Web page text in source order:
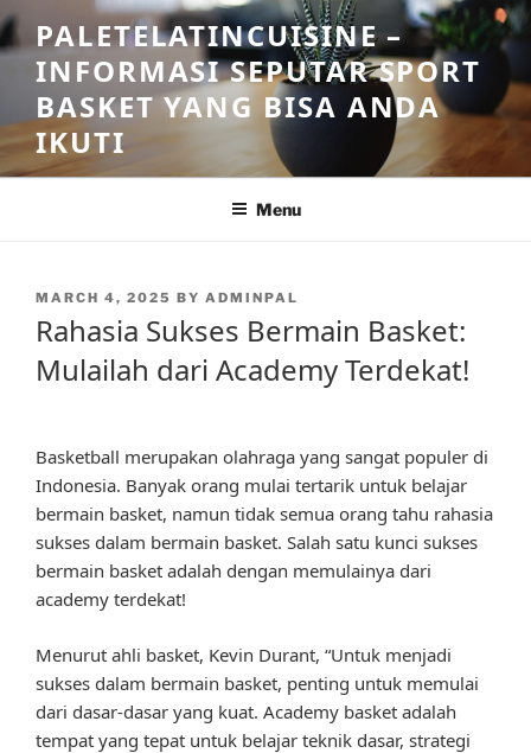
Skip
to
content
PALETELATINCUISINE –
INFORMASI SEPUTAR SPORT
BASKET YANG BISA ANDA
IKUTI
Menu
POSTED
MARCH 4, 2025 BY ADMINPAL
Rahasia Sukses Bermain Basket:
Mulailah dari Academy Terdekat!
Basketball merupakan olahraga yang sangat populer di
Indonesia. Banyak orang mulai tertarik untuk belajar
bermain basket, namun tidak semua orang tahu rahasia
sukses dalam bermain basket. Salah satu kunci sukses
bermain basket adalah dengan memulainya dari
academy terdekat!
Menurut ahli basket, Kevin Durant, “Untuk menjadi
sukses dalam bermain basket, penting untuk memulai
dari dasar-dasar yang kuat. Academy basket adalah
tempat yang tepat untuk belajar teknik dasar, strategi